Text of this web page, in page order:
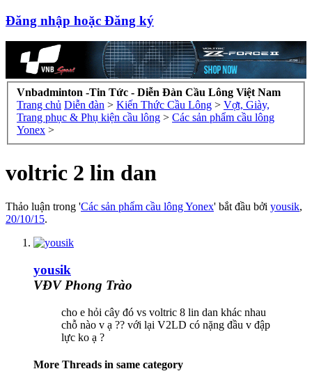
Đăng nhập hoặc Đăng ký
Vnbadminton -Tin Tức - Diễn Đàn Cầu Lông Việt Nam
Trang chủ Diễn đàn > Kiến Thức Cầu Lông > Vợt, Giày,
Trang phục & Phụ kiện cầu lông > Các sản phẩm cầu lông
Yonex >
voltric 2 lin dan
Thảo luận trong 'Các sản phẩm cầu lông Yonex' bắt đầu bởi yousik,
20/10/15.
yousik
VĐV Phong Trào
cho e hỏi cây đó vs voltric 8 lin dan khác nhau
chỗ nào v ạ ?? với lại V2LD có nặng đầu v đập
lực ko ạ ?
More Threads in same category